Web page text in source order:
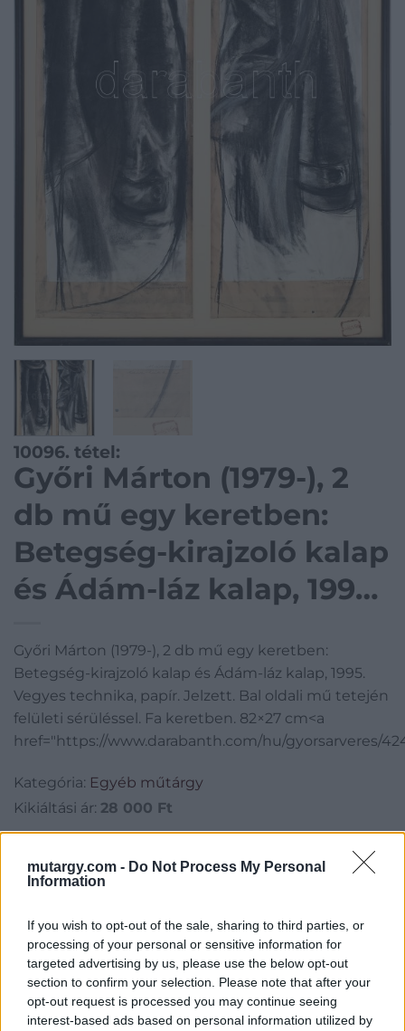
mutargy.com - Do Not Process My Personal
Information
If you wish to opt-out of the sale, sharing to third parties, or
processing of your personal or sensitive information for
targeted advertising by us, please use the below opt-out
section to confirm your selection. Please note that after your
opt-out request is processed you may continue seeing
interest-based ads based on personal information utilized by
10096. tétel:
Győri Márton (1979-), 2
db mű egy keretben:
Betegség-kirajzoló kalap
és Ádám-láz kalap, 1995.
Jelzett. Bal oldali mű
tetején felületi
sérüléssel. Fa keretben.
82×27 cm
Győri Márton (1979-), 2 db mű egy keretben:
Betegség-kirajzoló kalap és Ádám-láz kalap, 1995.
Vegyes technika, papír. Jelzett. Bal oldali mű tetején
felületi sérüléssel. Fa keretben. 82×27 cm<a
href="https://www.darabanth.com/hu/gyorsarveres/
Kategória: Egyéb műtárgy
Kikiáltási ár: 28 000 Ft
Aukció adatai
Aukció neve:424. Gyorsárverés
Aukció dátuma: 2022.08.18
Aukció ideje: 19:00
Aukció helye: 1061 Budapest, Andrássy út 16.
Tételszám: 10096